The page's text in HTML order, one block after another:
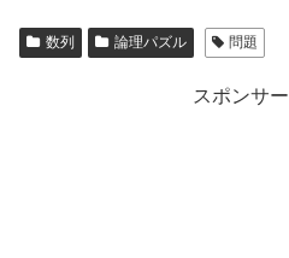
数列 論理パズル 問題
スポンサ